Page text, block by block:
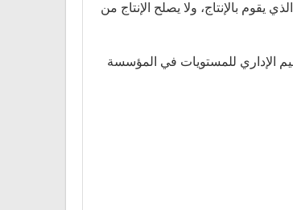
يقوم بالإنتاج، ولا يصلح الإنتاج من
الإداري للمستويات في المؤسسة